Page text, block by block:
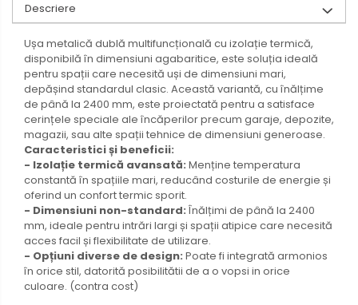
Descriere
Ușa metalică dublă multifuncțională cu izolație termică,
disponibilă în dimensiuni agabaritice, este soluția ideală
pentru spații care necesită uși de dimensiuni mari,
depășind standardul clasic. Această variantă, cu înălțime
de până la 2400 mm, este proiectată pentru a satisface
cerințele speciale ale încăperilor precum garaje, depozite,
magazii, sau alte spații tehnice de dimensiuni generoase.
Caracteristici și beneficii:
- Izolație termică avansată: Menține temperatura
constantă în spațiile mari, reducând costurile de energie și
oferind un confort termic sporit.
- Dimensiuni non-standard: Înălțimi de până la 2400
mm, ideale pentru intrări largi și spații atipice care necesită
acces facil și flexibilitate de utilizare.
- Opțiuni diverse de design: Poate fi integrată armonios
în orice stil, datorită posibilitătii de a o vopsi in orice
culoare. (contra cost)